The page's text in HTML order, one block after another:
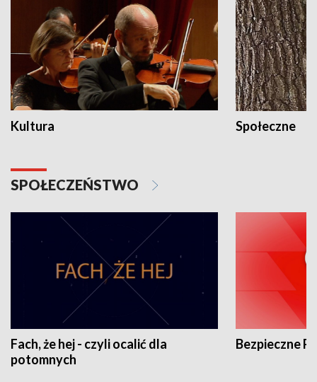
Kultura Społeczne
SPOŁECZEŃSTWO
Fach, że hej - czyli ocalić dla
potomnych
Bezpieczne